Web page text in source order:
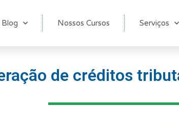
Blog Nossos Cursos Serviços
de créditos